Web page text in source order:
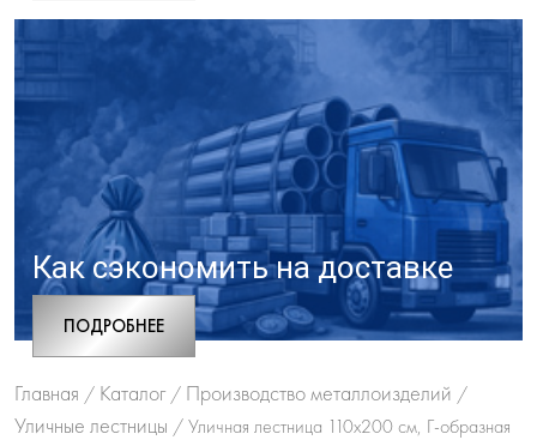
Как сэкономить на доставке
ПОДРОБНЕЕ
Главная / Каталог / Производство металлоизделий /
Уличные лестницы /Уличная лестница 110х200 см, Г-образная